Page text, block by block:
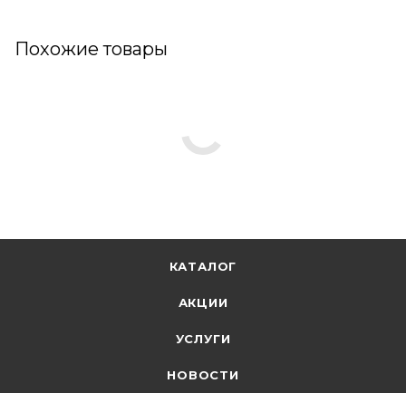
Похожие товары
КАТАЛОГ
АКЦИИ
УСЛУГИ
НОВОСТИ